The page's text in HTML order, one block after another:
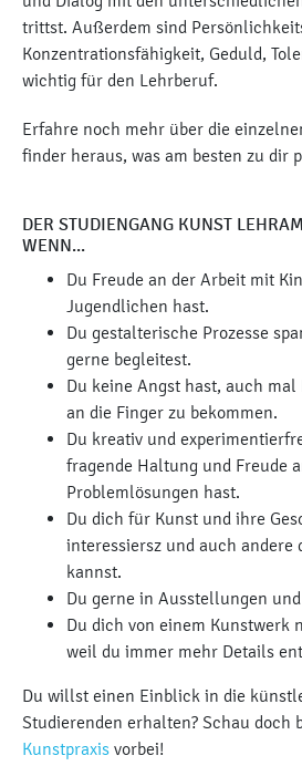
trittst. Außerdem sind
Konzentrationsfähigkeit, Geduld,
wichtig für den Lehrberuf.
Erfahre noch mehr über die
finder heraus, was am besten zu dir
DER STUDIENGANG KUNST
WENN...
Du Freude an der Arbeit mit
Jugendlichen hast.
Du gestalterische Prozesse
gerne begleitest.
Du keine Angst hast, auch mal
an die Finger zu bekommen.
Du kreativ und
fragende Haltung und Freude
Problemlösungen hast.
Du dich für Kunst und ihre
interessiersz und auch andere
kannst.
Du gerne in Ausstellungen
Du dich von einem Kunstwerk
weil du immer mehr Details
Du willst einen Einblick in die
Studierenden erhalten? Schau doch
Kunstpraxis vorbei!